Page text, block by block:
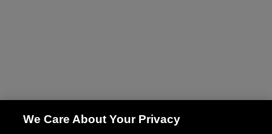
We Care About Your Privacy